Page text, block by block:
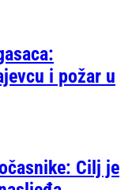
i požar u
Cilj je